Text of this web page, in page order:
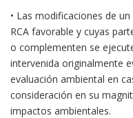
• Las modificaciones de
RCA favorable y cuyas
o complementen se
intervenida originalmente
evaluación ambiental en
consideración en su
impactos ambientales.